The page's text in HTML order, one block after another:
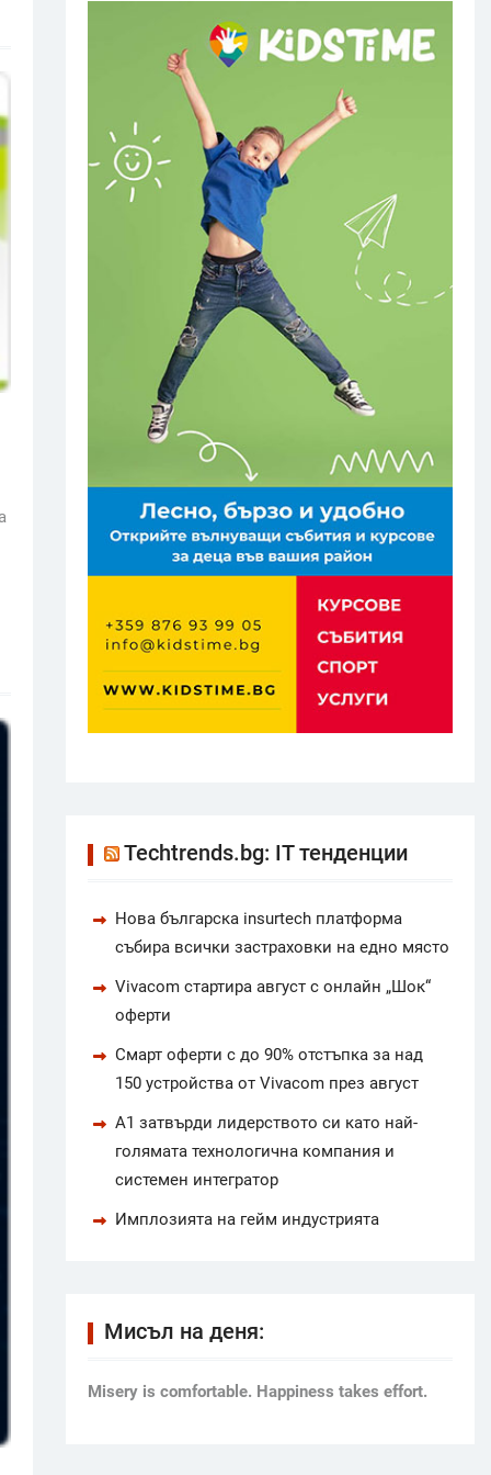
Techtrends.bg: IT тенденции
Нова българска insurtech платформа
събира всички застраховки на едно място
Vivacom стартира август с онлайн „Шок“
оферти
Смарт оферти с до 90% отстъпка за над
150 устройства от Vivacom през август
А1 затвърди лидерството си като най-
голямата технологична компания и
системен интегратор
Имплозията на гейм индустрията
Мисъл на деня:
Мisery is comfortable. Happiness takes effort.